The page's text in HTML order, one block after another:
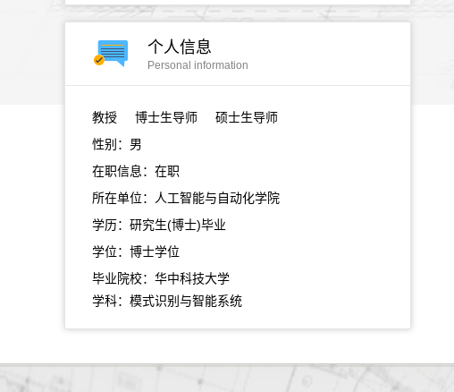
个人信息
Personal information
教授
博士生导师 硕士生导师
性别：男
在职信息：在职
所在单位：人工智能与自动化学院
学历：研究生(博士)毕业
学位：博士学位
毕业院校：华中科技大学
学科：模式识别与智能系统